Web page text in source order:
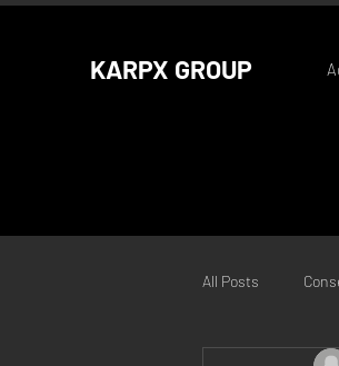
KARPX GROUP
All Posts